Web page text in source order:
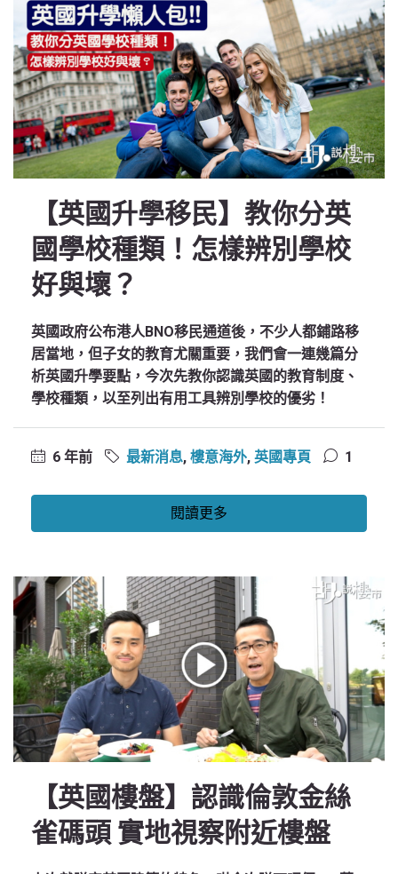
【英國升學移民】教你分英
國學校種類！怎樣辨別學校
好與壞？
英國政府公布港人BNO移民通道後，不少人都鋪路移
居當地，但子女的教育尤關重要，我們會一連幾篇分
析英國升學要點，今次先教你認識英國的教育制度、
學校種類，以至列出有用工具辨別學校的優劣！
6 年前 最新消息, 樓意海外, 英國專頁 1
閱讀更多
【英國樓盤】認識倫敦金絲
雀碼頭 實地視察附近樓盤